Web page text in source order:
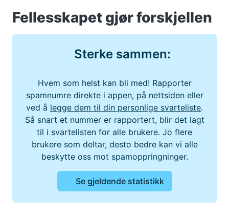
Fellesskapet gjør forskjellen
Sterke sammen:
Hvem som helst kan bli med! Rapporter
spamnumre direkte i appen, på nettsiden eller
ved å legge dem til din personlige svarteliste.
Så snart et nummer er rapportert, blir det lagt
til i svartelisten for alle brukere. Jo flere
brukere som deltar, desto bedre kan vi alle
beskytte oss mot spamoppringninger.
Se gjeldende statistikk